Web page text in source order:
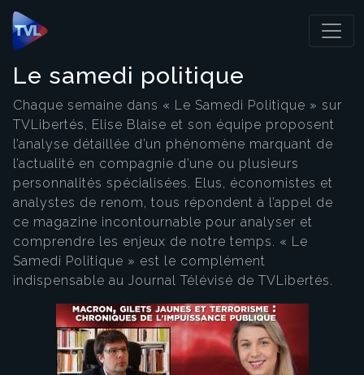
Panneau de gestion des cookies
Le samedi politique
Chaque semaine dans « Le Samedi Politique » sur
TVLibertés, Elise Blaise et son équipe proposent
l’analyse détaillée d’un phénomène marquant de
l’actualité en compagnie d’une ou plusieurs
personnalités spécialisées. Elus, économistes et
analystes de renom, tous répondent à l’appel de
ce magazine incontournable pour analyser et
comprendre les enjeux de notre temps. « Le
Samedi Politique » est le complément
indispensable au Journal Télévisé de TVLibertés.